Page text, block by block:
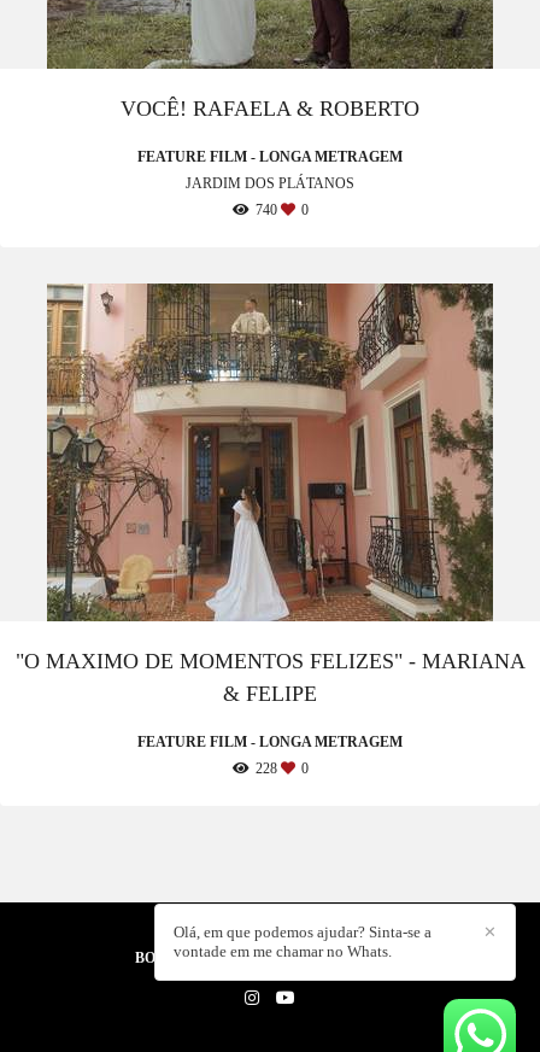
VOCÊ! RAFAELA & ROBERTO
FEATURE FILM - LONGA METRAGEM
JARDIM DOS PLÁTANOS
740
0
"O MAXIMO DE MOMENTOS FELIZES" - MARIANA
& FELIPE
FEATURE FILM - LONGA METRAGEM
228
0
BORA CRIAR PRODUTORA /CONTATO
✕
Olá, em que podemos ajudar? Sinta-se a
vontade em me chamar no Whats.